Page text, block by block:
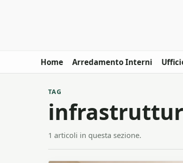
Home Arredamento Interni
TAG
1 articoli in questa sezione.